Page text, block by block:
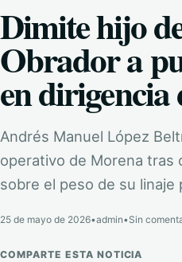
Dimite hijo
Obrador a
en
Andrés Manuel López
operativo de Morena tras
sobre el peso de su
25 de mayo de 2026•admin•Sin
COMPARTE ESTA NOTICIA